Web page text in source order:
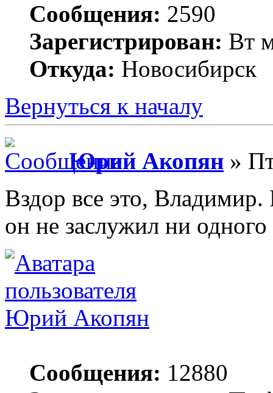
Сообщения: 2590
Зарегистрирован: Вт
Откуда: Новосибирск
Вернуться к началу
Юрий Акопян »
Вздор все это, Владимир.
он не заслужил ни одного
Юрий Акопян
Сообщения: 12880